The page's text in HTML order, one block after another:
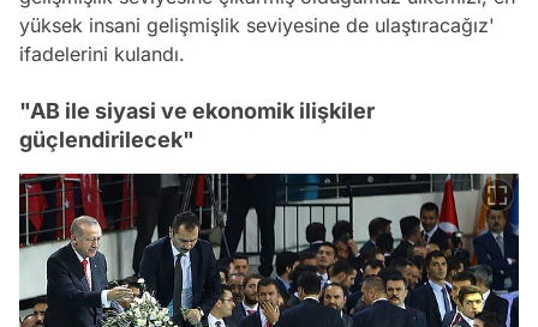
yüksek insani gelişmişlik seviyesine de ulaştıracağız'
ifadelerini kulandı.
"AB ile siyasi ve ekonomik ilişkiler
güçlendirilecek"